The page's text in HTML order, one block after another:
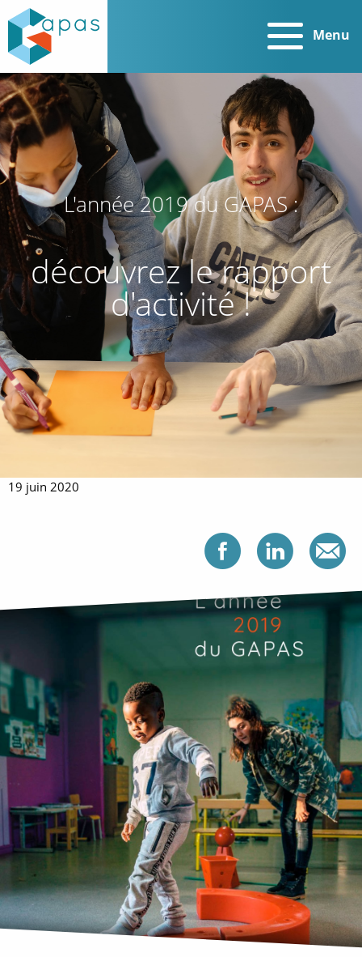
Menu
L'année 2019 du GAPAS :
découvrez le rapport
d'activité !
19 juin 2020